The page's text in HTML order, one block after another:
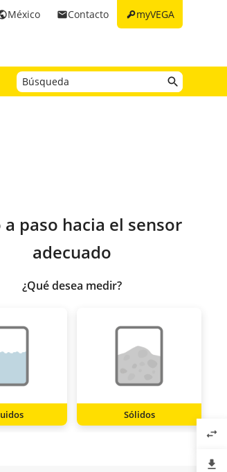
keymyVEGA
emailContacto
México
a paso hacia el sensor
adecuado
¿Qué desea medir?
Sólidos
swap_horiz
file_download